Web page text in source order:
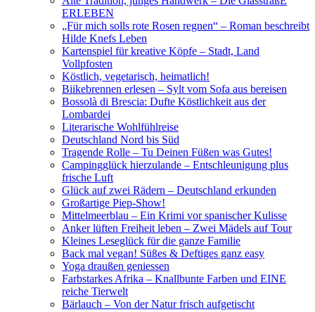
ERLEBEN
„Für mich solls rote Rosen regnen“ – Roman beschreibt
Hilde Knefs Leben
Kartenspiel für kreative Köpfe – Stadt, Land
Vollpfosten
Köstlich, vegetarisch, heimatlich!
Biikebrennen erlesen – Sylt vom Sofa aus bereisen
Bossolà di Brescia: Dufte Köstlichkeit aus der
Lombardei
Literarische Wohlfühlreise
Deutschland Nord bis Süd
Tragende Rolle – Tu Deinen Füßen was Gutes!
Campingglück hierzulande – Entschleunigung plus
frische Luft
Glück auf zwei Rädern – Deutschland erkunden
Großartige Piep-Show!
Mittelmeerblau – Ein Krimi vor spanischer Kulisse
Anker lüften Freiheit leben – Zwei Mädels auf Tour
Kleines Leseglück für die ganze Familie
Back mal vegan! Süßes & Deftiges ganz easy
Yoga draußen geniessen
Farbstarkes Afrika – Knallbunte Farben und EINE
reiche Tierwelt
Bärlauch – Von der Natur frisch aufgetischt